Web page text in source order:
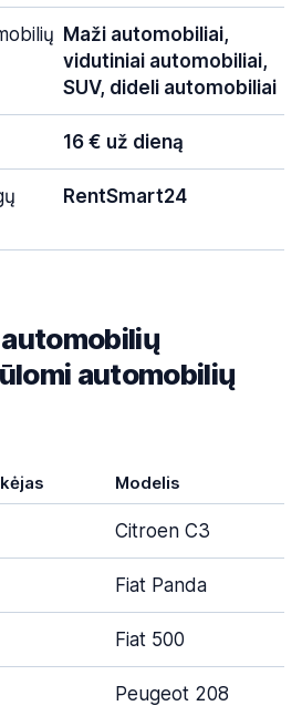
Maži automobiliai,
vidutiniai automobiliai,
SUV, dideli automobiliai
16 € už dieną
RentSmart24
automobilių
Modelis
Citroen C3
Fiat Panda
Fiat 500
Peugeot 208